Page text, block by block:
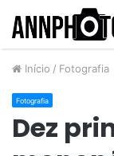
Início / Fotografia
Fotografia
Dez